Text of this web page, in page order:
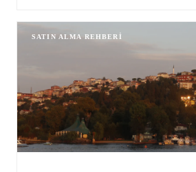
SATIN ALMA REHBERI